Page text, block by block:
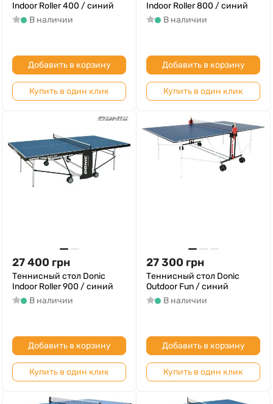
Indoor Roller 400 / синий
В наличии
Добавить в корзину
Купить в один клик
Indoor Roller 800 / синий
В наличии
Добавить в корзину
Купить в один клик
27 400 грн
Теннисный стол Donic
Indoor Roller 900 / синий
В наличии
Добавить в корзину
Купить в один клик
27 300 грн
Теннисный стол Donic
Outdoor Fun / синий
В наличии
Добавить в корзину
Купить в один клик